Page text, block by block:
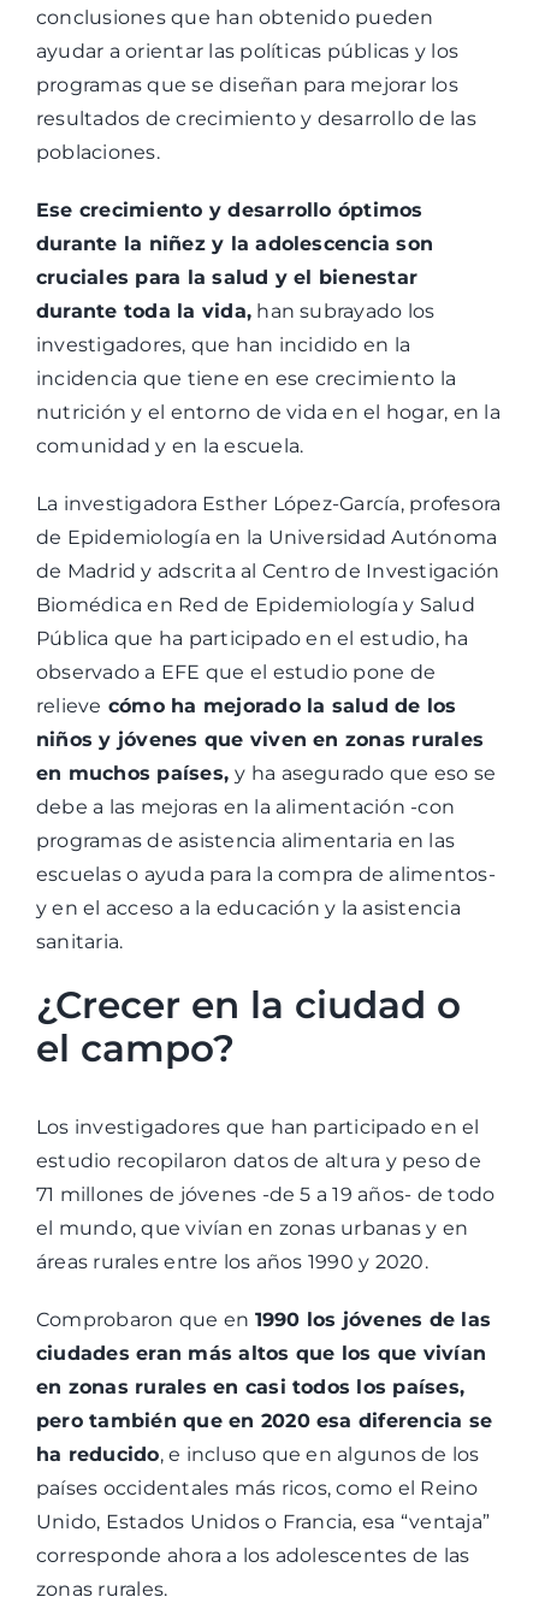
conclusiones que han obtenido pueden
ayudar a orientar las políticas públicas y los
programas que se diseñan para mejorar los
resultados de crecimiento y desarrollo de las
poblaciones.
Ese crecimiento y desarrollo óptimos
durante la niñez y la adolescencia son
cruciales para la salud y el bienestar
durante toda la vida, han subrayado los
investigadores, que han incidido en la
incidencia que tiene en ese crecimiento la
nutrición y el entorno de vida en el hogar, en la
comunidad y en la escuela.
La investigadora Esther López-García, profesora
de Epidemiología en la Universidad Autónoma
de Madrid y adscrita al Centro de Investigación
Biomédica en Red de Epidemiología y Salud
Pública que ha participado en el estudio, ha
observado a EFE que el estudio pone de
relieve cómo ha mejorado la salud de los
niños y jóvenes que viven en zonas rurales
en muchos países,y ha asegurado que eso se
debe a las mejoras en la alimentación -con
programas de asistencia alimentaria en las
escuelas o ayuda para la compra de alimentos-
y en el acceso a la educación y la asistencia
sanitaria.
¿Crecer en la ciudad o
el campo?
Los investigadores que han participado en el
estudio recopilaron datos de altura y peso de
71 millones de jóvenes -de 5 a 19 años- de todo
el mundo, que vivían en zonas urbanas y en
áreas rurales entre los años 1990 y 2020.
Comprobaron que en 1990 los jóvenes de las
ciudades eran más altos que los que vivían
en zonas rurales en casi todos los países,
pero también que en 2020 esa diferencia se
ha reducido, e incluso que en algunos de los
países occidentales más ricos, como el Reino
Unido, Estados Unidos o Francia, esa “ventaja”
corresponde ahora a los adolescentes de las
zonas rurales.